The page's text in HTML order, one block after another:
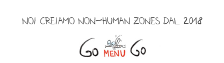
NOI CREIAMO NON-HUMAN ZONES DAL 2018
Menu